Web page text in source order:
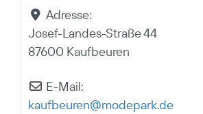
Adresse:
Josef-Landes-Straße 44
87600 Kaufbeuren
E-Mail:
kaufbeuren@modepark.de